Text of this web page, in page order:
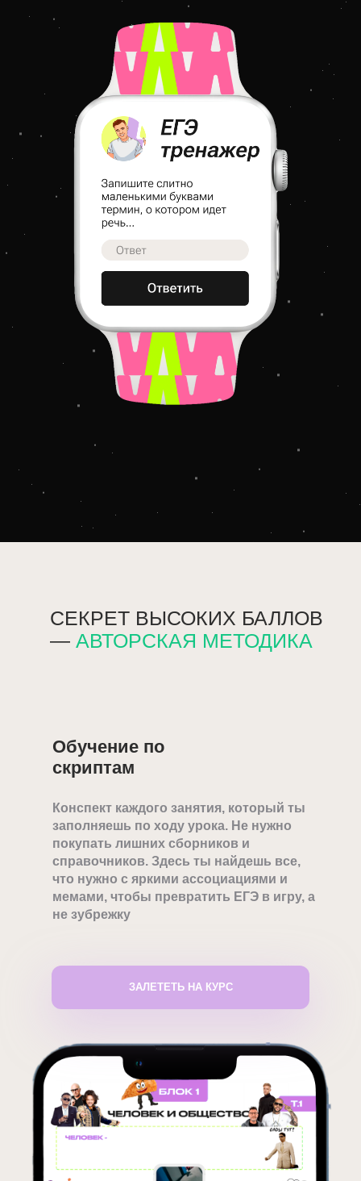
СЕКРЕТ ВЫСОКИХ БАЛЛОВ
— АВТОРСКАЯ МЕТОДИКА
Обучение по
скриптам
Конспект каждого занятия, который ты
заполняешь по ходу урока. Не нужно
покупать лишних сборников и
справочников. Здесь ты найдешь все,
что нужно с яркими ассоциациями и
мемами, чтобы превратить ЕГЭ в игру, а
не зубрежку
ЗАЛЕТЕТЬ НА КУРС